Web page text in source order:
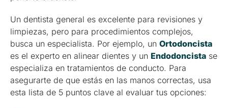
Un dentista general es excelente para revisiones y
limpiezas, pero para procedimientos complejos,
busca un especialista. Por ejemplo, un Ortodoncista
es el experto en alinear dientes y un Endodoncista se
especializa en tratamientos de conducto. Para
asegurarte de que estás en las manos correctas, usa
esta lista de 5 puntos clave al evaluar tus opciones: